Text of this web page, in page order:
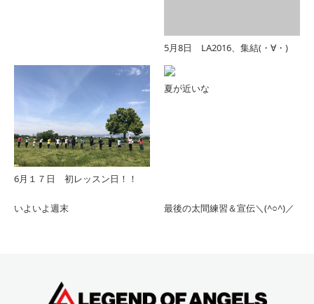
5月8日 LA2016、集結(・∀・)
6月１７日 初レッスン日！！
夏が近いな
いよいよ週末 最後の太間練習＆宣伝＼(^○^)／